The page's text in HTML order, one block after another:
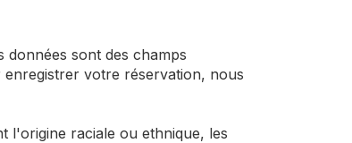
sont des champs
votre réservation, nous
l'origine raciale ou ethnique, les